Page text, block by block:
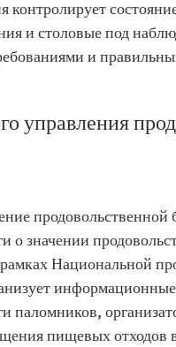
контролирует
и столовые под
и
управления
о значении
Национальной
паломников,
пищевых отходов